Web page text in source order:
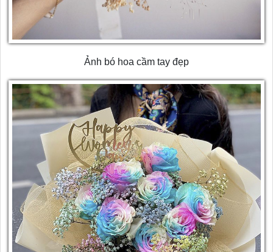
Ảnh bó hoa cầm tay đẹp